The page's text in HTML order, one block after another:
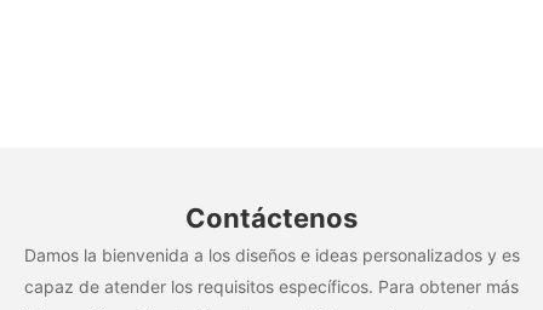
Contáctenos
Damos la bienvenida a los diseños e ideas personalizados y es
capaz de atender los requisitos específicos. Para obtener más